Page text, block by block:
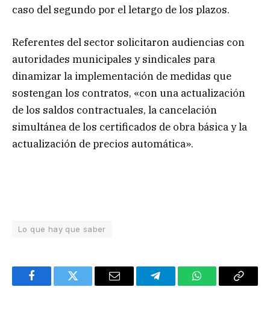
caso del segundo por el letargo de los plazos.
Referentes del sector solicitaron audiencias con
autoridades municipales y sindicales para
dinamizar la implementación de medidas que
sostengan los contratos, «con una actualización
de los saldos contractuales, la cancelación
simultánea de los certificados de obra básica y la
actualización de precios automática».
Lo que hay que saber
FacebookTwitter Email TelegramWhatsAppCopy